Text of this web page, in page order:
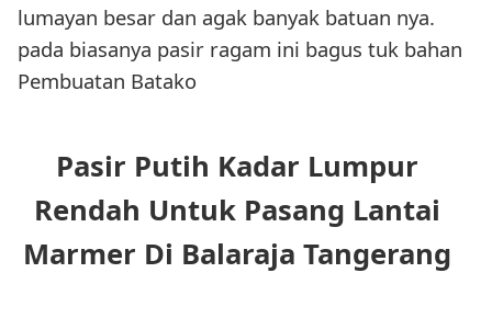
lumayan besar dan agak banyak batuan nya.
pada biasanya pasir ragam ini bagus tuk bahan
Pembuatan Batako
Pasir Putih Kadar Lumpur
Rendah Untuk Pasang Lantai
Marmer Di Balaraja Tangerang